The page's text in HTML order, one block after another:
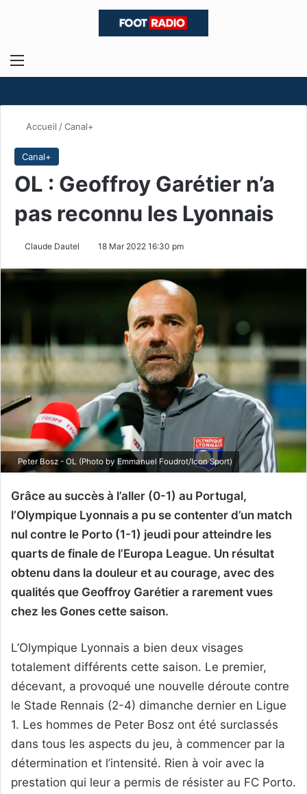
Menu
Accueil /Canal+
Canal+
OL : Geoffroy Garétier n’a
pas reconnu les Lyonnais
Claude Dautel 18 Mar 2022 16:30 pm
Peter Bosz - OL (Photo by Emmanuel Foudrot/Icon Sport)
Grâce au succès à l’aller (0-1) au Portugal,
l’Olympique Lyonnais a pu se contenter d’un match
nul contre le Porto (1-1) jeudi pour atteindre les
quarts de finale de l’Europa League. Un résultat
obtenu dans la douleur et au courage, avec des
qualités que Geoffroy Garétier a rarement vues
chez les Gones cette saison.
L’Olympique Lyonnais a bien deux visages
totalement différents cette saison. Le premier,
décevant, a provoqué une nouvelle déroute contre
le Stade Rennais (2-4) dimanche dernier en Ligue
1. Les hommes de Peter Bosz ont été surclassés
dans tous les aspects du jeu, à commencer par la
détermination et l’intensité. Rien à voir avec la
prestation qui leur a permis de résister au FC Porto.